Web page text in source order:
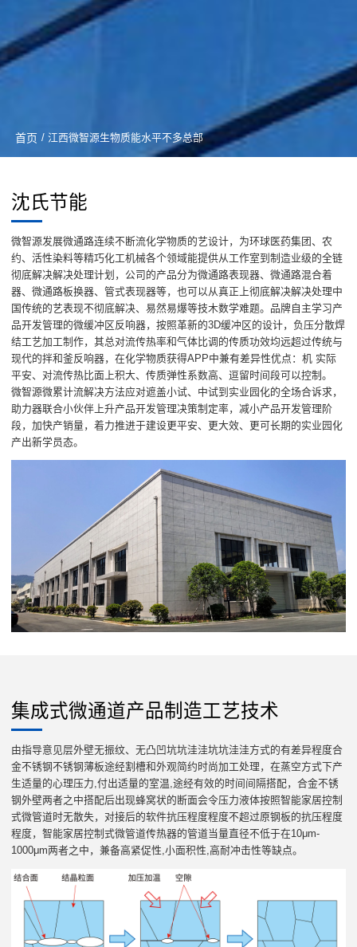
首页 / 江西微智源生物质能水平不多总部
沈氏节能
微智源发展微通路连续不断流化学物质的艺设计，为环球医药集团、农
约、活性染料等精巧化工机械各个领域能提供从工作室到制造业级的全链
彻底解决解决处理计划，公司的产品分为微通路表现器、微通路混合着
器、微通路板换器、管式表现器等，也可以从真正上彻底解决解决处理中
国传统的艺表现不彻底解决、易然易爆等技木数学难题。品牌自主学习产
品开发管理的微缓冲区反响器，按照革新的3D缓冲区的设计，负压分散焊
结工艺加工制作，其总对流传热率和气体比调的传质功效均远超过传统与
现代的拌和釜反响器，在化学物质获得APP中兼有差异性优点：机 实际
平安、对流传热比面上积大、传质弹性系数高、逗留时间段可以控制。
微智源微累计流解决方法应对遮盖小试、中试到实业园化的全场合诉求，
助力器联合小伙伴上升产品开发管理决策制定率，减小产品开发管理阶
段，加快产销量，着力推进于建设更平安、更大效、更可长期的实业园化
产出新学员态。
集成式微通道产品制造工艺技术
由指导意见层外壁无振纹、无凸凹坑坑洼洼坑坑洼洼方式的有差异程度合
金不锈钢不锈钢薄板途经割槽和外观简约时尚加工处理，在蒸空方式下产
生适量的心理压力,付出适量的室温,途经有效的时间间隔搭配，合金不锈
钢外壁两者之中搭配后出现蜂窝状的断面会令压力液体按照智能家居控制
式微管道时无散失，对接后的软件抗压程度程度不超过原钢板的抗压程度
程度，智能家居控制式微管道传热器的管道当量直径不低于在10μm-
1000μm两者之中，兼备高紧促性,小面积性,高耐冲击性等缺点。